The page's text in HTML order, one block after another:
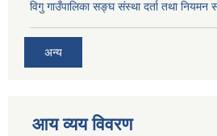
विगु गाउँपालिका सङ्घ संस्था दर्ता तथा नियमन
अन्य
आय व्यय विवरण